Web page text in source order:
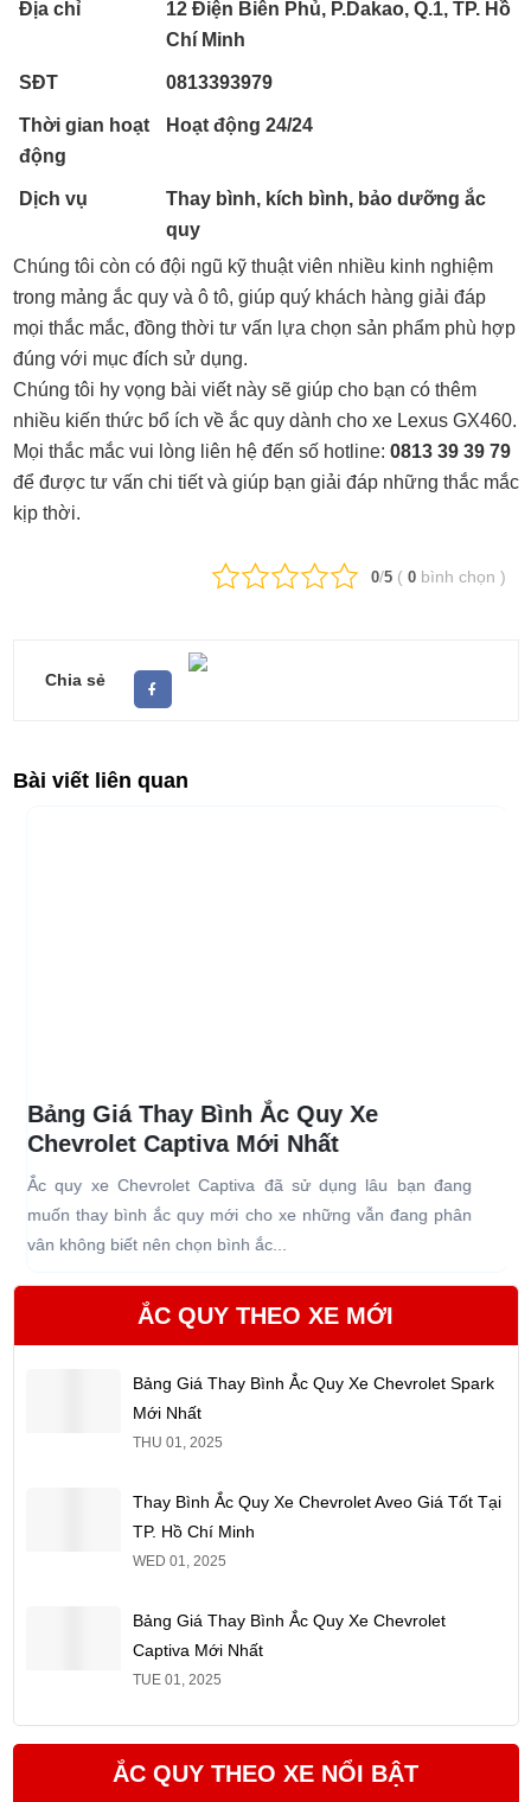
Địa chỉ
12 Điện Biên Phủ, P.Dakao, Q.1, TP. Hồ
Chí Minh
SĐT 0813393979
Thời gian hoạt
động
Hoạt động 24/24
Dịch vụ
Thay bình, kích bình, bảo dưỡng ắc
quy
Chúng tôi còn có đội ngũ kỹ thuật viên nhiều kinh nghiệm
trong mảng ắc quy và ô tô, giúp quý khách hàng giải đáp
mọi thắc mắc, đồng thời tư vấn lựa chọn sản phẩm phù hợp
đúng với mục đích sử dụng.
Chúng tôi hy vọng bài viết này sẽ giúp cho bạn có thêm
nhiều kiến thức bổ ích về ắc quy dành cho xe Lexus GX460.
Mọi thắc mắc vui lòng liên hệ đến số hotline: 0813 39 39 79
để được tư vấn chi tiết và giúp bạn giải đáp những thắc mắc
kịp thời.
0/5 ( 0 bình chọn )
Chia sẻ
Bài viết liên quan
Bảng Giá Thay Bình Ắc Quy Xe
Chevrolet Captiva Mới Nhất
Ắc quy xe Chevrolet Captiva đã sử dụng lâu bạn đang
muốn thay bình ắc quy mới cho xe những vẫn đang phân
vân không biết nên chọn bình ắc...
ẮC QUY THEO XE MỚI
Bảng Giá Thay Bình Ắc Quy Xe Chevrolet Spark
Mới Nhất
THU 01, 2025
Thay Bình Ắc Quy Xe Chevrolet Aveo Giá Tốt Tại
TP. Hồ Chí Minh
WED 01, 2025
Bảng Giá Thay Bình Ắc Quy Xe Chevrolet
Captiva Mới Nhất
TUE 01, 2025
ẮC QUY THEO XE NỔI BẬT